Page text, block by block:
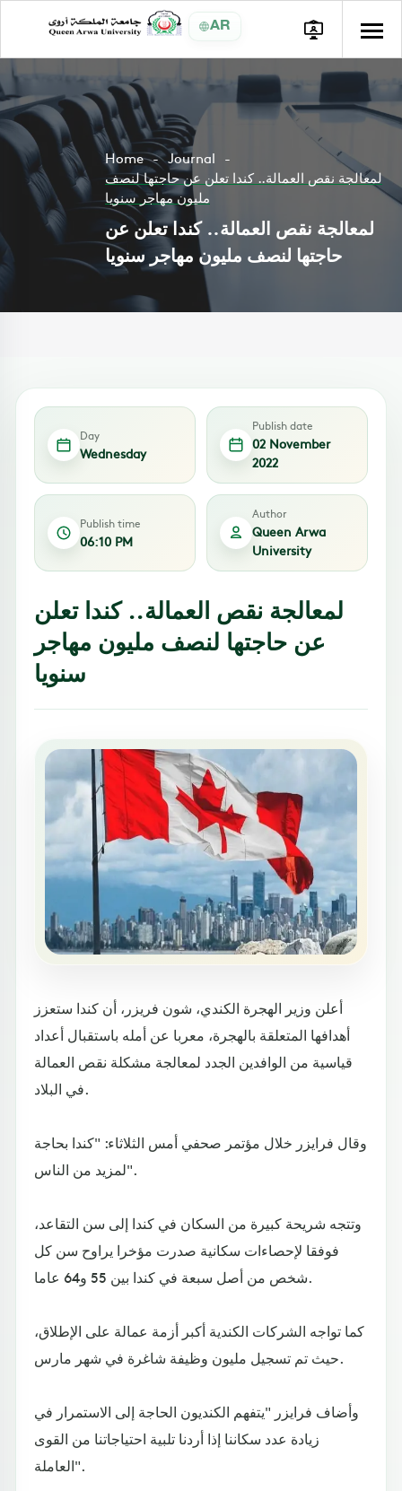
AR
Home
Journal
لمعالجة نقص العمالة.. كندا تعلن عن حاجتها لنصف
مليون مهاجر سنويا
لمعالجة نقص العمالة.. كندا تعلن عن
حاجتها لنصف مليون مهاجر سنويا
Day
Wednesday
Publish date
02 November
2022
Publish time
06:10 PM
Author
Queen Arwa
University
لمعالجة نقص العمالة.. كندا تعلن
عن حاجتها لنصف مليون مهاجر
سنويا
أعلن وزير الهجرة الكندي، شون فريزر، أن كندا ستعزز
أهدافها المتعلقة بالهجرة، معربا عن أمله باستقبال أعداد
قياسية من الوافدين الجدد لمعالجة مشكلة نقص العمالة
في البلاد.
وقال فرايزر خلال مؤتمر صحفي أمس الثلاثاء: "كندا بحاجة
لمزيد من الناس".
وتتجه شريحة كبيرة من السكان في كندا إلى سن التقاعد،
فوفقا لإحصاءات سكانية صدرت مؤخرا يراوح سن كل
شخص من أصل سبعة في كندا بين 55 و64 عاما.
كما تواجه الشركات الكندية أكبر أزمة عمالة على الإطلاق،
حيث تم تسجيل مليون وظيفة شاغرة في شهر مارس.
وأضاف فرايزر "يتفهم الكنديون الحاجة إلى الاستمرار في
زيادة عدد سكاننا إذا أردنا تلبية احتياجاتنا من القوى
العاملة".